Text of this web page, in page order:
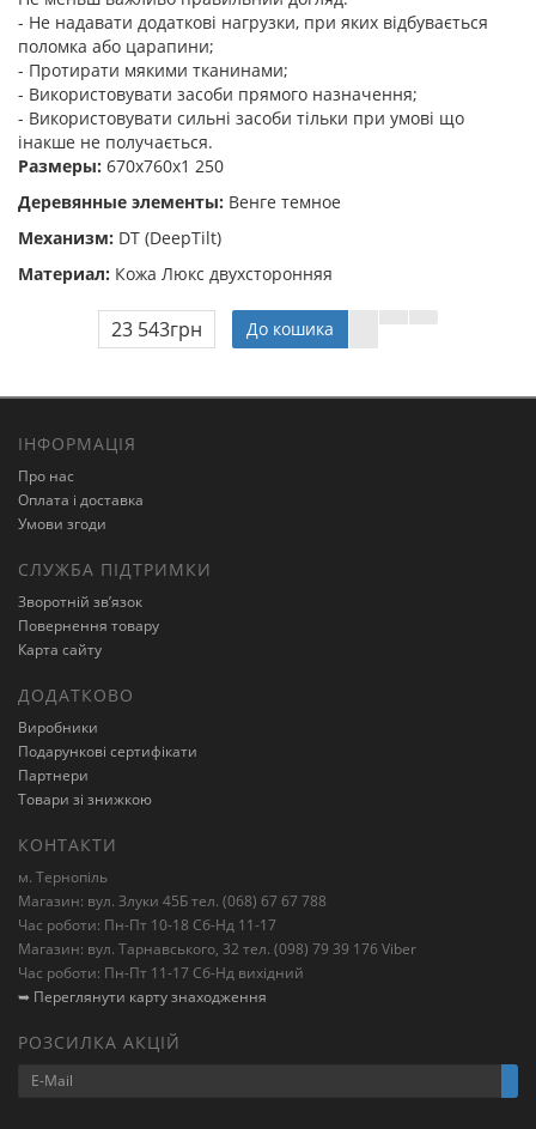
- Не надавати додаткові нагрузки, при яких відбувається
поломка або царапини;
- Протирати мякими тканинами;
- Використовувати засоби прямого назначення;
- Використовувати сильні засоби тільки при умові що
інакше не получається.
Размеры: 670x760x1 250
Деревянные элементы: Венге темное
Механизм: DT (DeepTilt)
Материал: Кожа Люкс двухсторонняя
23 543грн До кошика
ІНФОРМАЦІЯ
Про нас
Оплата і доставка
Умови згоди
СЛУЖБА ПІДТРИМКИ
Зворотній зв’язок
Повернення товару
Карта сайту
ДОДАТКОВО
Виробники
Подарункові сертифікати
Партнери
Товари зі знижкою
КОНТАКТИ
м. Тернопіль
Магазин: вул. Злуки 45Б тел. (068) 67 67 788
Час роботи: Пн-Пт 10-18 Сб-Нд 11-17
Магазин: вул. Тарнавського, 32 тел. (098) 79 39 176 Viber
Час роботи: Пн-Пт 11-17 Сб-Нд вихідний
➥ Переглянути карту знаходження
РОЗСИЛКА АКЦІЙ